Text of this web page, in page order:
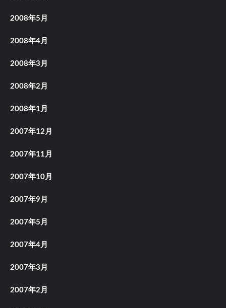
2008年5月
2008年4月
2008年3月
2008年2月
2008年1月
2007年12月
2007年11月
2007年10月
2007年9月
2007年5月
2007年4月
2007年3月
2007年2月